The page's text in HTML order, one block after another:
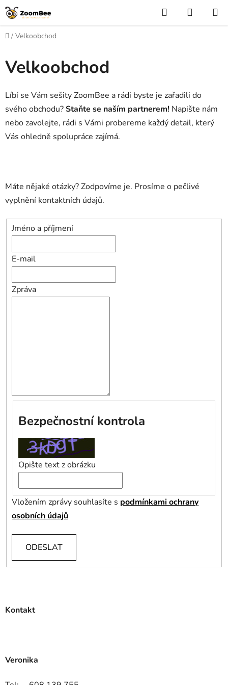
Přejít
na
obsah
Hledat
KOŠÍK
Domů
/ Velkoobchod
Velkoobchod
Líbí se Vám sešity ZoomBee a rádi byste je zařadili do
svého obchodu?Staňte se naším partnerem! Napište nám
nebo zavolejte, rádi s Vámi probereme každý detail, který
Vás ohledně spolupráce zajímá.
Máte nějaké otázky? Zodpovíme je. Prosíme o pečlivé
vyplnění kontaktních údajů.
Jméno a příjmení
E-mail
Zpráva
Bezpečnostní kontrola
Opište text z obrázku
Vložením zprávy souhlasíte s podmínkami ochrany
osobních údajů
ODESLAT
Kontakt
Veronika